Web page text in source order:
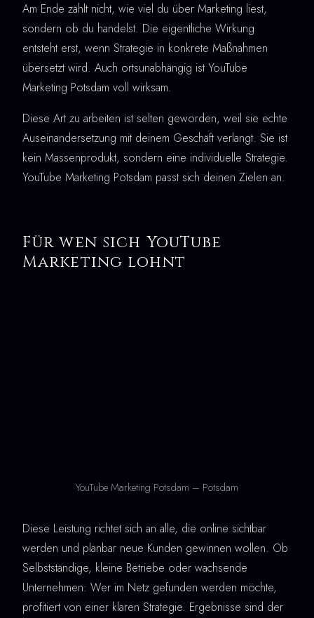
Am Ende zählt nicht, wie viel du über Marketing liest,
sondern ob du handelst. Die eigentliche Wirkung
entsteht erst, wenn Strategie in konkrete Maßnahmen
übersetzt wird. Auch ortsunabhängig ist YouTube
Marketing Potsdam voll wirksam.
Diese Art zu arbeiten ist selten geworden, weil sie echte
Auseinandersetzung mit deinem Geschäft verlangt. Sie ist
kein Massenprodukt, sondern eine individuelle Strategie.
YouTube Marketing Potsdam passt sich deinen Zielen an.
Für wen sich YouTube
Marketing lohnt
YouTube Marketing Potsdam – Potsdam
Diese Leistung richtet sich an alle, die online sichtbar
werden und planbar neue Kunden gewinnen wollen. Ob
Selbstständige, kleine Betriebe oder wachsende
Unternehmen: Wer im Netz gefunden werden möchte,
profitiert von einer klaren Strategie. Ergebnisse sind der